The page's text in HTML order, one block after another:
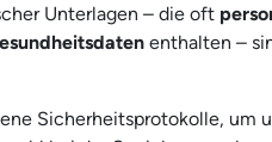
Unterlagen – die oft
enthalten –
Sicherheitsprotokolle, um